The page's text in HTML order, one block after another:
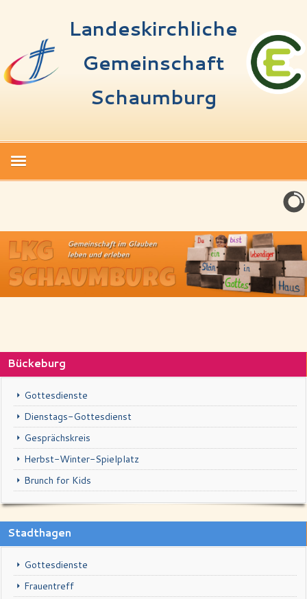
Landeskirchliche
Gemeinschaft
Schaumburg
Über uns
Spenden
Impressum & Datenschutz
Bückeburg
Gottesdienste
Dienstags-Gottesdienst
Gesprächskreis
Herbst-Winter-Spielplatz
Brunch for Kids
Stadthagen
Gottesdienste
Frauentreff